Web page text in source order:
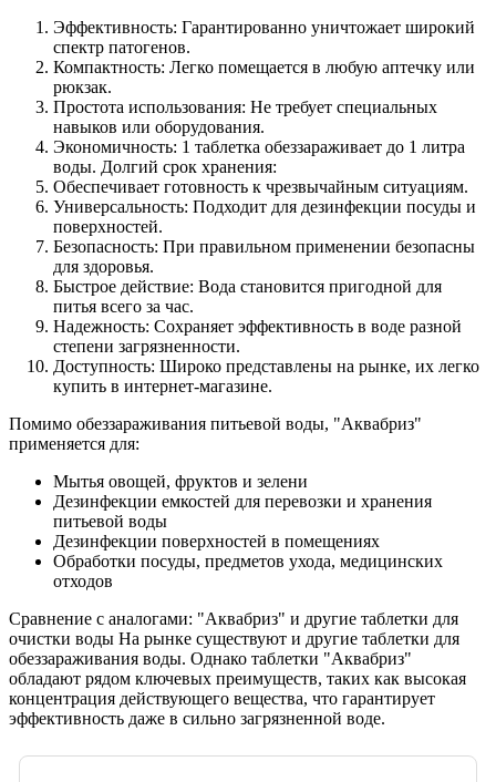
Эффективность: Гарантированно уничтожает широкий
спектр патогенов.
Компактность: Легко помещается в любую аптечку или
рюкзак.
Простота использования: Не требует специальных
навыков или оборудования.
Экономичность: 1 таблетка обеззараживает до 1 литра
воды. Долгий срок хранения:
Обеспечивает готовность к чрезвычайным ситуациям.
Универсальность: Подходит для дезинфекции посуды и
поверхностей.
Безопасность: При правильном применении безопасны
для здоровья.
Быстрое действие: Вода становится пригодной для
питья всего за час.
Надежность: Сохраняет эффективность в воде разной
степени загрязненности.
Доступность: Широко представлены на рынке, их легко
купить в интернет-магазине.
Помимо обеззараживания питьевой воды, "Аквабриз"
применяется для:
Мытья овощей, фруктов и зелени
Дезинфекции емкостей для перевозки и хранения
питьевой воды
Дезинфекции поверхностей в помещениях
Обработки посуды, предметов ухода, медицинских
отходов
Сравнение с аналогами: "Аквабриз" и другие таблетки для
очистки воды На рынке существуют и другие таблетки для
обеззараживания воды. Однако таблетки "Аквабриз"
обладают рядом ключевых преимуществ, таких как высокая
концентрация действующего вещества, что гарантирует
эффективность даже в сильно загрязненной воде.